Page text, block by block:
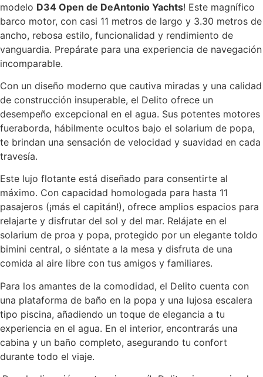
modelo D34 Open de DeAntonio Yachts! Este magnífico
barco motor, con casi 11 metros de largo y 3.30 metros de
ancho, rebosa estilo, funcionalidad y rendimiento de
vanguardia. Prepárate para una experiencia de navegación
incomparable.
Con un diseño moderno que cautiva miradas y una calidad
de construcción insuperable, el Delito ofrece un
desempeño excepcional en el agua. Sus potentes motores
fueraborda, hábilmente ocultos bajo el solarium de popa,
te brindan una sensación de velocidad y suavidad en cada
travesía.
Este lujo flotante está diseñado para consentirte al
máximo. Con capacidad homologada para hasta 11
pasajeros (¡más el capitán!), ofrece amplios espacios para
relajarte y disfrutar del sol y del mar. Relájate en el
solarium de proa y popa, protegido por un elegante toldo
bimini central, o siéntate a la mesa y disfruta de una
comida al aire libre con tus amigos y familiares.
Para los amantes de la comodidad, el Delito cuenta con
una plataforma de baño en la popa y una lujosa escalera
tipo piscina, añadiendo un toque de elegancia a tu
experiencia en el agua. En el interior, encontrarás una
cabina y un baño completo, asegurando tu confort
durante todo el viaje.